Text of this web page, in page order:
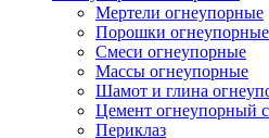
Мертели огнеупорные
Порошки огнеупорные
Смеси огнеупорные
Массы огнеупорные
Шамот и глина
Цемент огнеупорный
Периклаз